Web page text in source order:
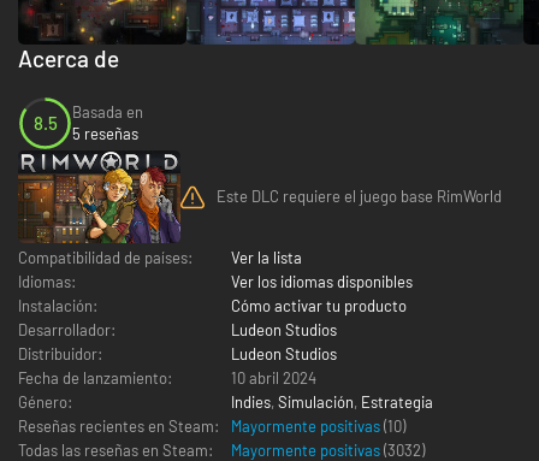
Acerca de
8.5
Basada en
5 reseñas
Este DLC requiere el juego base RimWorld
Compatibilidad de países:
Ver la lista
Idiomas:
Ver los idiomas disponibles
Instalación:
Cómo activar tu producto
Desarrollador:
Ludeon Studios
Distribuidor:
Ludeon Studios
Fecha de lanzamiento:
10 abril 2024
Género:
Indies, Simulación, Estrategia
Reseñas recientes en Steam:
Mayormente positivas(10)
Todas las reseñas en Steam:
Mayormente positivas(3032)